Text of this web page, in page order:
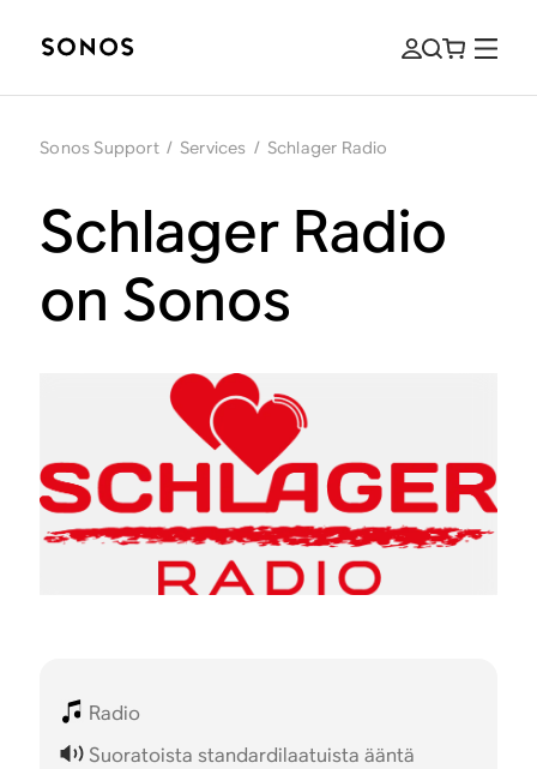
Sonos Support / Services / Schlager Radio
Schlager Radio
on Sonos
Radio
Suoratoista standardilaatuista ääntä